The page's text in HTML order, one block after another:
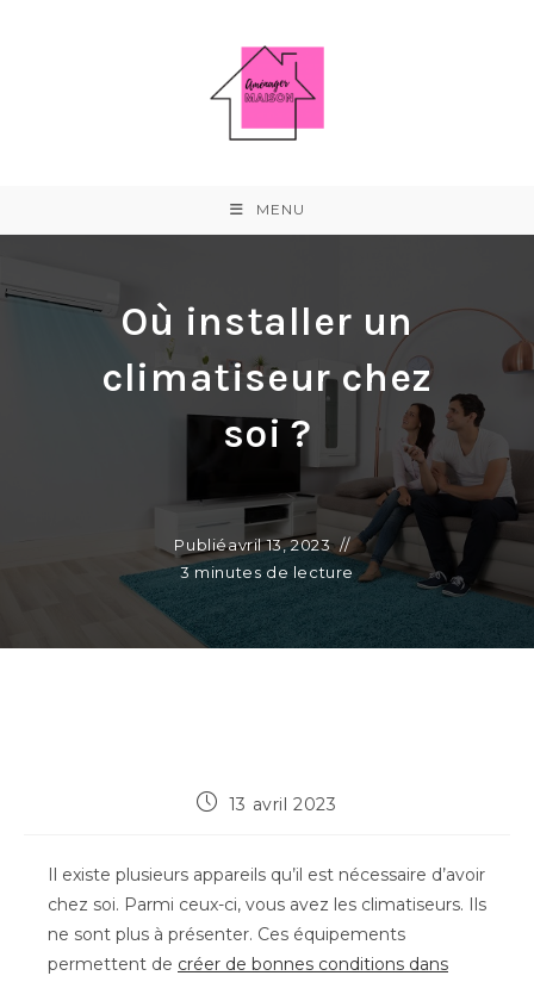
MENU
Où installer un
climatiseur chez
soi ?
Publiéavril 13, 2023
3 minutes de lecture
Publication
13 avril 2023
Il existe plusieurs appareils qu’il est nécessaire d’avoir
chez soi. Parmi ceux-ci, vous avez les climatiseurs. Ils
ne sont plus à présenter. Ces équipements
permettent de créer de bonnes conditions dans